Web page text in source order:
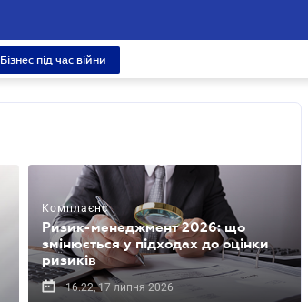
Бізнес під час війни
Комплаєнс
Ризик-менеджмент 2026: що
змінюється у підходах до оцінки
ризиків
16.22, 17 липня 2026